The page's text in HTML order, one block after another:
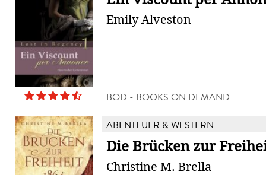
Emily Alveston
BOD - BOOKS ON DEMAND
ABENTEUER & WESTERN
Die Brücken zur
Christine M. Brella